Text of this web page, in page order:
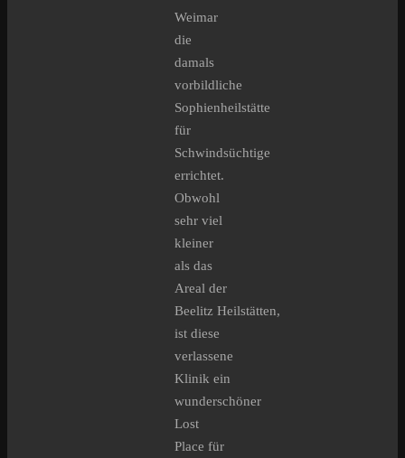
Weimar
die
damals
vorbildliche
Sophienheilstätte
für
Schwindsüchtige
errichtet.
Obwohl
sehr viel
kleiner
als das
Areal der
Beelitz Heilstätten,
ist diese
verlassene
Klinik ein
wunderschöner
Lost
Place für